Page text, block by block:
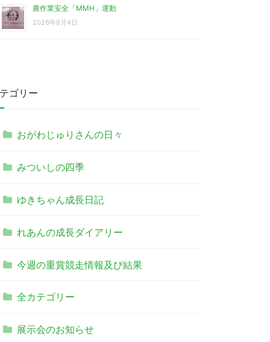
農作業安全「MMH」運動
2026年8月4日
ゴリー
おがわじゅりさんの日々
みついしの四季
ゆきちゃん成長日記
れあんの成長ダイアリー
今週の重賞競走情報及び結果
全カテゴリー
展示会のお知らせ